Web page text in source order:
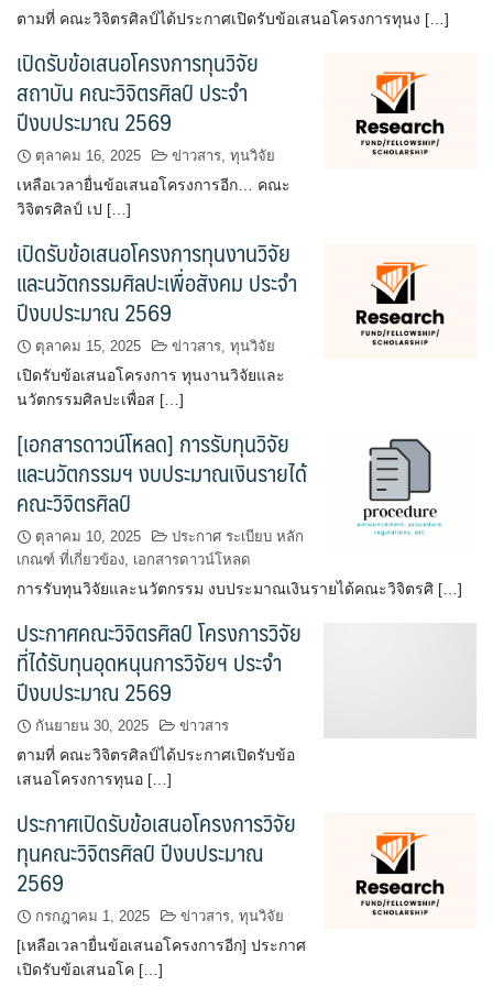
หน่วยบริหารงานวิจัย
หน่วยวิเทศสัมพันธ์
ทุนเสนอผลงานวิชาการระดับนานาชาติ ณ ต่างประเทศ (update
มิถุนายน 2569)
โครงการแลกเปลี่ยนนักศึกษา
โครงสร้างองค์กร
ตามที่ คณะวิจิตรศิลป์ได้ประกาศเปิดรับข้อเสนอโครงการทุนง […]
เปิดรับข้อเสนอโครงการทุนวิจัย
สถาบัน คณะวิจิตรศิลป์ ประจำ
ปีงบประมาณ 2569
ตุลาคม 16, 2025 ข่าวสาร, ทุนวิจัย
เหลือเวลายื่นข้อเสนอโครงการอีก… คณะ
วิจิตรศิลป์ เป […]
เปิดรับข้อเสนอโครงการทุนงานวิจัย
และนวัตกรรมศิลปะเพื่อสังคม ประจำ
ปีงบประมาณ 2569
ตุลาคม 15, 2025 ข่าวสาร, ทุนวิจัย
เปิดรับข้อเสนอโครงการ ทุนงานวิจัยและ
นวัตกรรมศิลปะเพื่อส […]
[เอกสารดาวน์โหลด] การรับทุนวิจัย
และนวัตกรรมฯ งบประมาณเงินรายได้
คณะวิจิตรศิลป์
ตุลาคม 10, 2025
ประกาศ ระเบียบ หลัก
เกณฑ์ ที่เกี่ยวข้อง, เอกสารดาวน์โหลด
การรับทุนวิจัยและนวัตกรรม งบประมาณเงินรายได้คณะวิจิตรศิ […]
ประกาศคณะวิจิตรศิลป์ โครงการวิจัย
ที่ได้รับทุนอุดหนุนการวิจัยฯ ประจำ
ปีงบประมาณ 2569
กันยายน 30, 2025 ข่าวสาร
ตามที่ คณะวิจิตรศิลป์ได้ประกาศเปิดรับข้อ
เสนอโครงการทุนอ […]
ประกาศเปิดรับข้อเสนอโครงการวิจัย
ทุนคณะวิจิตรศิลป์ ปีงบประมาณ
2569
กรกฎาคม 1, 2025 ข่าวสาร, ทุนวิจัย
[เหลือเวลายื่นข้อเสนอโครงการอีก] ประกาศ
เปิดรับข้อเสนอโค […]